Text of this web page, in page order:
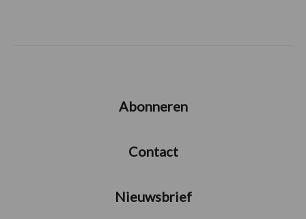
Abonneren
Contact
Nieuwsbrief